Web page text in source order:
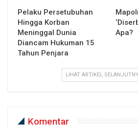
Pelaku Persetubuhan
Hingga Korban
Meninggal Dunia
Diancam Hukuman 15
Tahun Penjara
Apa?
LIHAT ARTIKEL
Komentar